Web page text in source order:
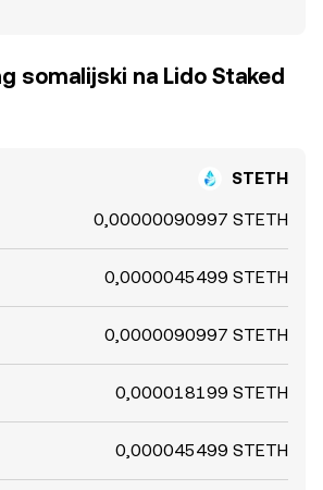
somalijski na Lido Staked
STETH
0,00000090997 STETH
0,0000045499 STETH
0,0000090997 STETH
0,000018199 STETH
0,000045499 STETH